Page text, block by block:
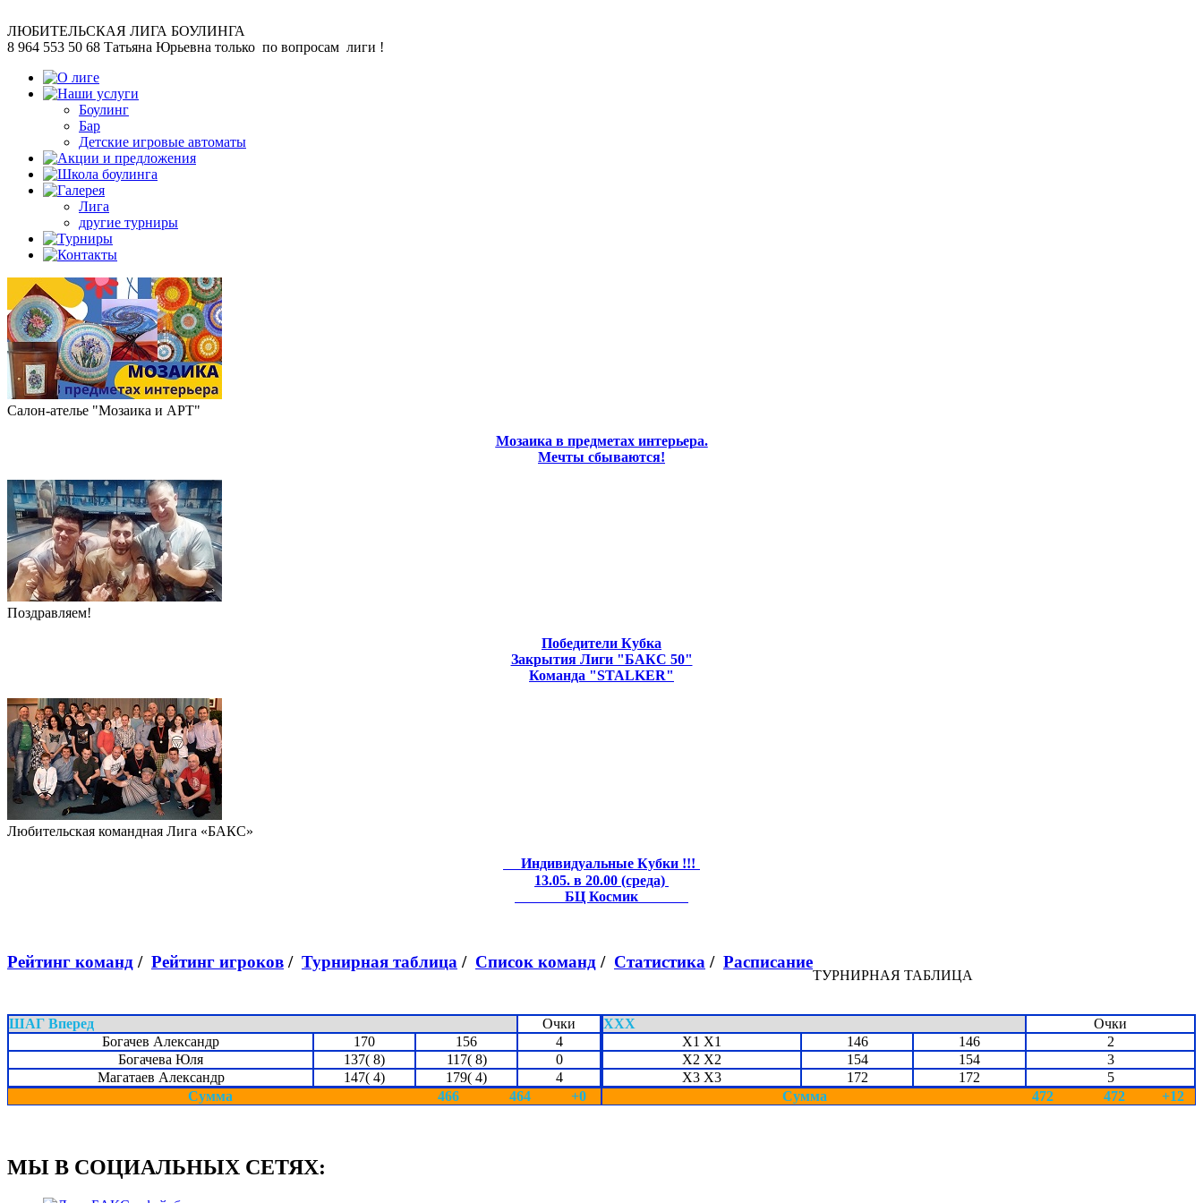
ЛЮБИТЕЛЬСКАЯ ЛИГА БОУЛИНГА
8 964 553 50 68 Татьяна Юрьевна только по вопросам лиги !
Боулинг
Бар
Детские игровые автоматы
Лига
другие турниры
Салон-ателье "Мозаика и АРТ"
Мозаика в предметах интерьера.
Мечты сбываются!
Поздравляем!
Победители Кубка
Закрытия Лиги "БАКС 50"
Команда "STALKER"
Любительская командная Лига «БАКС»
Индивидуальные Кубки !!!
13.05. в 20.00 (среда)
БЦ Космик
Рейтинг команд / Рейтинг игроков / Турнирная таблица / Список команд / Статистика / Расписание
ТУРНИРНАЯ ТАБЛИЦА
ШАГ Вперед
Очки
Богачев Александр
170 156
4
Богачева Юля
137( 8) 117( 8)
0
Магатаев Александр
147( 4) 179( 4) 4
ХХХ
Очки
Х1 Х1
146 146
2
Х2 Х2
154 154
3
Х3 Х3
172 172
5
Сумма
466 464 +0 Сумма 472 472 +12
МЫ В СОЦИАЛЬНЫХ СЕТЯХ: